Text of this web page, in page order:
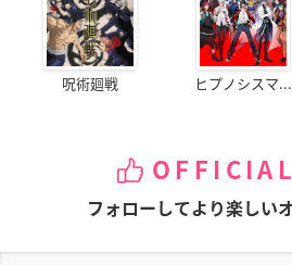
呪術廻戦 ヒプノシスマ...
フォローしてより楽しい